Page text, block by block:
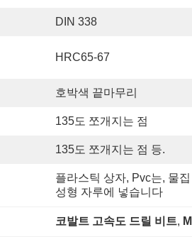
DIN 338
HRC65-67
호박색 끝마무리
135도 쪼개지는 점
135도 쪼개지는 점 등.
플라스틱 상자, Pvc는, 물
성형 자루에 넣습니다
코발트 고속도 드릴 비트,